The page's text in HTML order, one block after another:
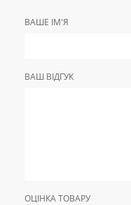
ВАШЕ ІМ'Я
ВАШ ВІДГУК
ОЦІНКА ТОВАРУ